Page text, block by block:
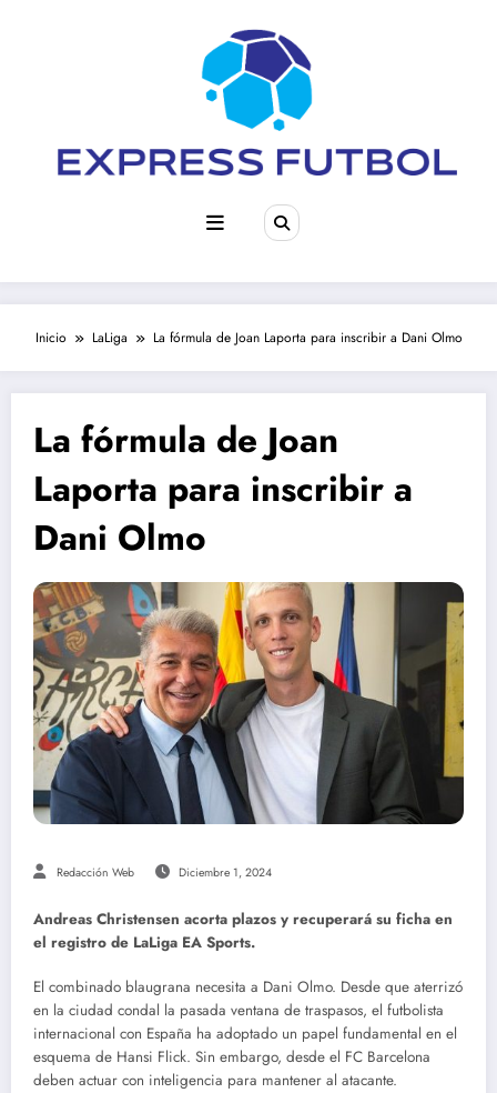
Inicio LaLiga La fórmula de Joan Laporta para inscribir a Dani Olmo
La fórmula de Joan
Laporta para inscribir a
Dani Olmo
Redacción Web Diciembre 1, 2024
Andreas Christensen acorta plazos y recuperará su ficha en
el registro de LaLiga EA Sports.
El combinado blaugrana necesita a Dani Olmo. Desde que aterrizó
en la ciudad condal la pasada ventana de traspasos, el futbolista
internacional con España ha adoptado un papel fundamental en el
esquema de Hansi Flick. Sin embargo, desde el FC Barcelona
deben actuar con inteligencia para mantener al atacante.